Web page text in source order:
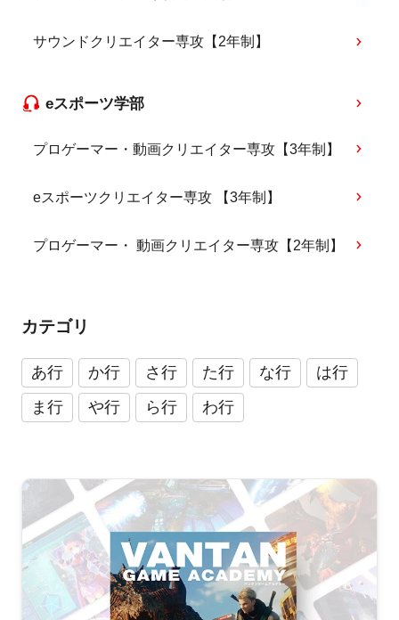
サウンドクリエイター専攻【2年制】
eスポーツ学部
プロゲーマー・動画クリエイター専攻【3年制】
eスポーツクリエイター専攻 【3年制】
プロゲーマー・ 動画クリエイター専攻【2年制】
カテゴリ
あ行 か行 さ行 た行 な行
は行
ま行
や行 ら行 わ行